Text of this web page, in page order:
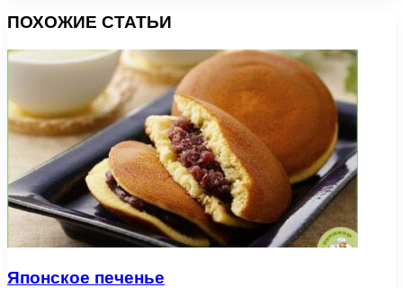
ПОХОЖИЕ СТАТЬИ
Японское печенье